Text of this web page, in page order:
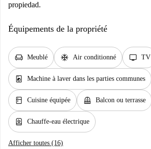
propiedad.
Équipements de la propriété
chair Meublé ac_unit Air conditionné tv TV
local_laundry_service Machine à laver dans les parties communes
kitchen Cuisine équipée balcony Balcon ou terrasse
water_heater Chauffe-eau électrique
Afficher toutes (16)